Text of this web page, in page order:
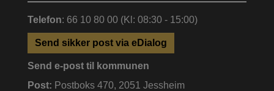
Telefon: 66 10 80 00 (Kl: 08:30 - 15:00)
Send sikker post via eDialog
Send e-post til kommunen
Post: Postboks 470, 2051 Jessheim